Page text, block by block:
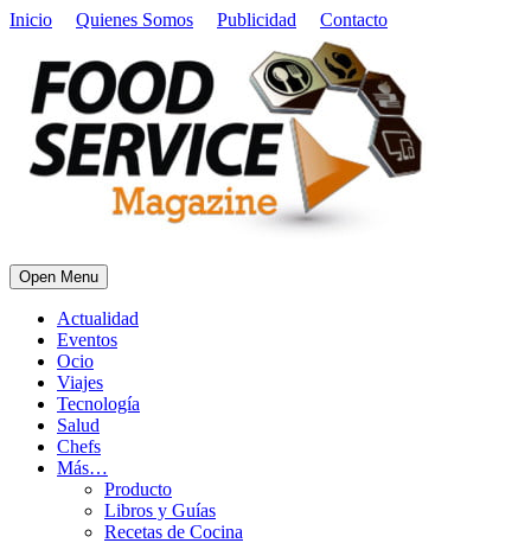
Inicio Quienes Somos Publicidad Contacto
Open Menu
Actualidad
Eventos
Ocio
Viajes
Tecnología
Salud
Chefs
Más…
Producto
Libros y Guías
Recetas de Cocina